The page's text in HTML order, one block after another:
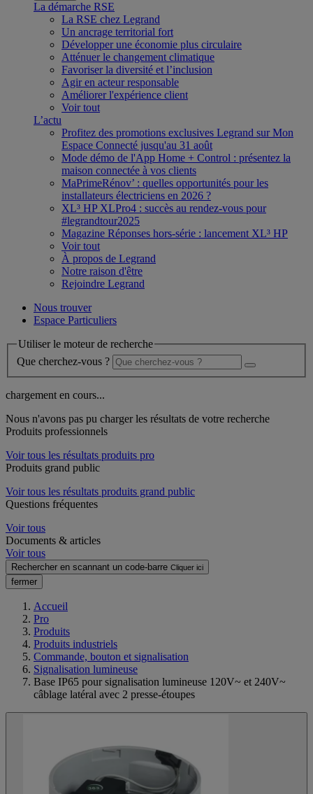
La démarche RSE
La RSE chez Legrand
Un ancrage territorial fort
Développer une économie plus circulaire
Atténuer le changement climatique
Favoriser la diversité et l’inclusion
Agir en acteur responsable
Améliorer l'expérience client
Voir tout
L’actu
Profitez des promotions exclusives Legrand sur Mon
Espace Connecté jusqu'au 31 août
Mode démo de l'App Home + Control : présentez la
maison connectée à vos clients
MaPrimeRénov’ : quelles opportunités pour les
installateurs électriciens en 2026 ?
XL³ HP XLPro4 : succès au rendez-vous pour
#legrandtour2025
Magazine Réponses hors-série : lancement XL³ HP
Voir tout
À propos de Legrand
Notre raison d'être
Rejoindre Legrand
Nous trouver
Espace Particuliers
Utiliser le moteur de recherche
Que cherchez-vous ?
chargement en cours...
Nous n'avons pas pu charger les résultats de votre recherche
Produits professionnels
Voir tous les résultats produits pro
Produits grand public
Voir tous les résultats produits grand public
Questions fréquentes
Voir tous
Documents & articles
Voir tous
Rechercher en scannant un code-barre Cliquer ici
fermer
Accueil
Pro
Produits
Produits industriels
Commande, bouton et signalisation
Signalisation lumineuse
Base IP65 pour signalisation lumineuse 120V~ et 240V~
câblage latéral avec 2 presse-étoupes